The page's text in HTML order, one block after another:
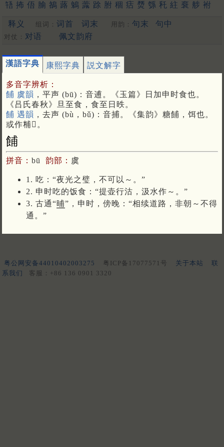
啎 抪 俉 腧 鵅 蕗 鵵 虂 䟻 胕 稒 㽽 熃 綔 秅 紸 䘱 䑰 袝
释义 组词： 词首 词末 用韵： 句末 句中
对仗： 对语 佩文韵府
漢語字典 康熙字典 説文解字
多音字辨析：
餔 虞韻 ，平声 (bū)：音逋。《玉篇》日加申时食也。
《吕氏春秋》旦至食，食至日昳。
餔 遇韻 ，去声 (bù，bǔ)：音捕。《集韵》糖餔，饵也。
或作䊇𥹴。
餔
拼音： bū 韵部： 虞
1. 吃：“夜光之璧，不可以～。”
2. 申时吃的饭食：“提壶行沽，汲水作～。”
3. 古通“晡”，申时，傍晚：“相续道路，非朝～不得
通。”
粤公网安备44010402003275 粤ICP备17077571号 关于本站
联
系我们
客服：+86 136 0901 3320